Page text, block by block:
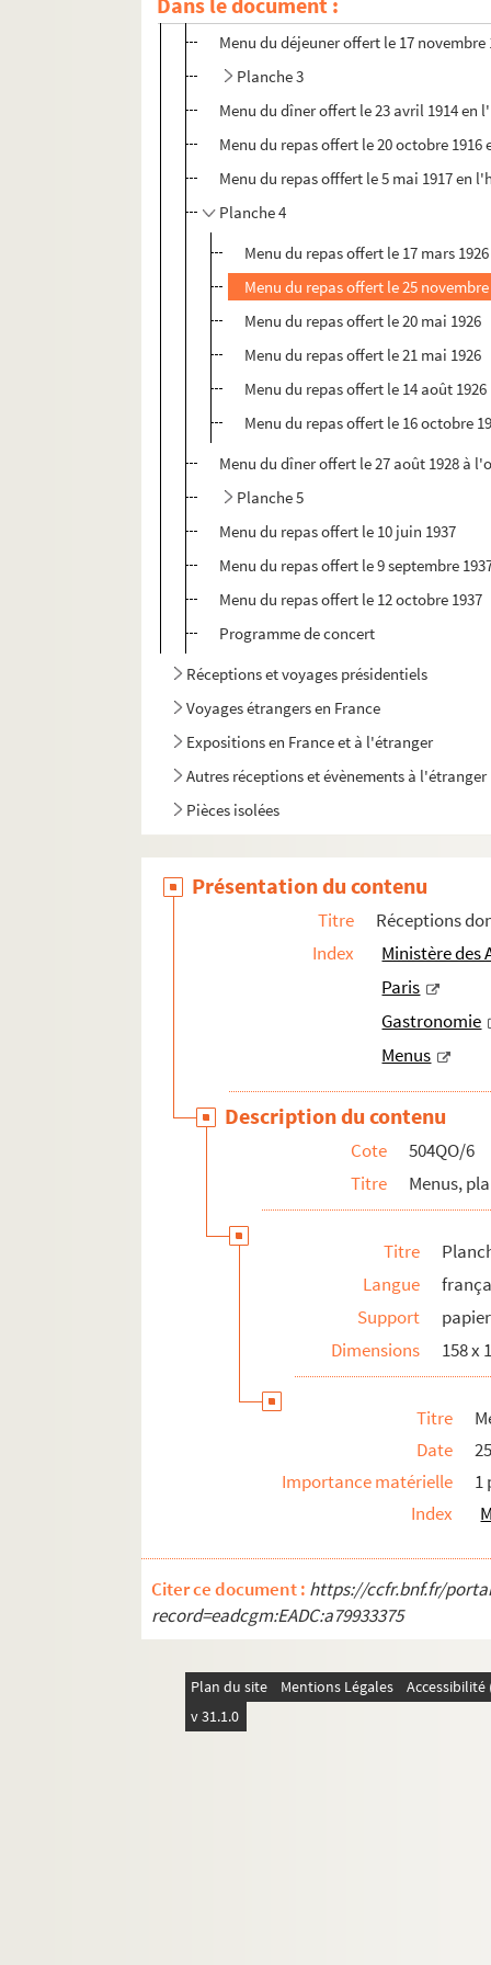
Programme et menu du dîner offert le
Menu du déjeuner offert le 17 novembre
Planche 3
Menu du dîner offert le 23 avril 1914 en
Menu du repas offert le 20 octobre
Menu du repas offfert le 5 mai 1917 en
Planche 4
Menu du repas offert le 17 mars 1926
Menu du repas offert le 25 novembre
Menu du repas offert le 20 mai 1926
Menu du repas offert le 21 mai 1926
Menu du repas offert le 14 août 1926
Menu du repas offert le 16 octobre
Menu du dîner offert le 27 août 1928 à
Planche 5
Menu du repas offert le 10 juin 1937
Menu du repas offert le 9 septembre
Menu du repas offert le 12 octobre 1937
Programme de concert
Réceptions et voyages présidentiels
Voyages étrangers en France
Expositions en France et à l'étranger
Autres réceptions et évènements à l'étranger
Pièces isolées
Présentation du contenu
Titre
Réceptions
Index
Ministère des
Paris
Gastronomie
Menus
Description du contenu
Cote
504QO/6
Titre
Menus,
Titre
Langue
Support
papier
Dimensions
158 x
Titre
Date
Importance matérielle
1
Index
Citer ce document : https://ccfr.bnf.fr/
record=eadcgm:EADC:a79933375
Plan du site Mentions Légales
v 31.1.0